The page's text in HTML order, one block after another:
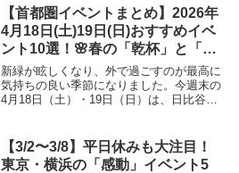
奈川・千葉・埼玉の各都県から、それぞれ
絶対に...
【首都圏イベントまとめ】2026年
4月18日(土)19日(日)おすすめイベ
ント10選！🌸春の「乾杯」と「絶
景」を楽しむ！2,000機のドローン
から全国の地酒まで
新緑が眩しくなり、外で過ごすのが最高に
気持ちの良い季節になりました。今週末の
4月18日（土）・19日（日）は、日比谷や
ショーなど、五感で春を味わい尽くすイベ
ント...
【3/2〜3/8】平日休みも大注目！
東京・横浜の「感動」イベント5